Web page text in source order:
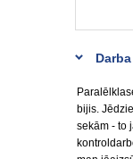
bijis.
sekām - to